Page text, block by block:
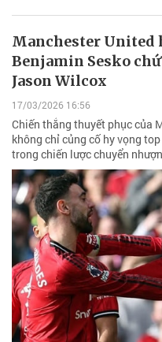
Manchester United
Benjamin Sesko
Jason Wilcox
17/03/2026 16:56
Chiến thắng thuyết phục của
không chỉ củng cố hy vọng
trong chiến lược chuyển